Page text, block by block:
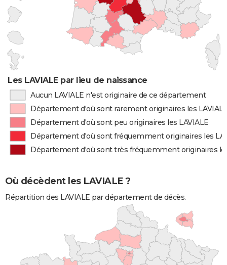
Les LAVIALE par lieu de naissance
Aucun LAVIALE n'est originaire de ce département
Département d'où sont rarement originaires les
Département d'où sont peu originaires les LAVIALE
Département d'où sont fréquemment originaires les
Département d'où sont très fréquemment originaires
Où décèdent les LAVIALE ?
Répartition des LAVIALE par département de décès.